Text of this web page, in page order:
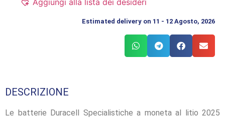
Estimated delivery on 11 - 12 Agosto, 2026
DESCRIZIONE
Le batterie Duracell Specialistiche a moneta al litio 2025